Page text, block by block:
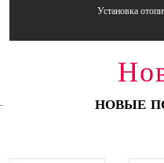
Установка
НОВЫЕ